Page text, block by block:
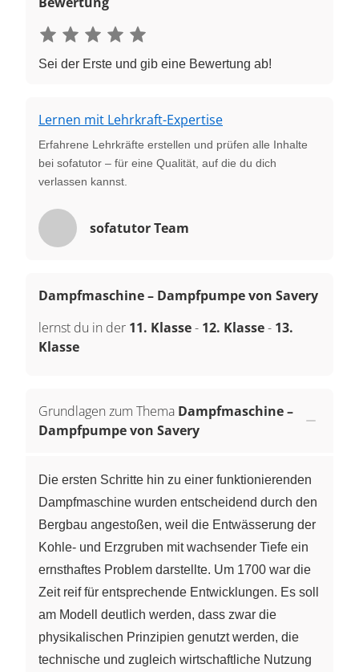
Sei der Erste und gib eine Bewertung ab!
Lernen mit Lehrkraft-Expertise
Erfahrene Lehrkräfte erstellen und prüfen alle Inhalte
bei sofatutor – für eine Qualität, auf die du dich
verlassen kannst.
sofatutor Team
Dampfmaschine – Dampfpumpe von Savery
lernst du in der 11. Klasse- 12. Klasse- 13.
Klasse
Grundlagen zum Thema Dampfmaschine –
Dampfpumpe von Savery
Die ersten Schritte hin zu einer funktionierenden
Dampfmaschine wurden entscheidend durch den
Bergbau angestoßen, weil die Entwässerung der
Kohle- und Erzgruben mit wachsender Tiefe ein
ernsthaftes Problem darstellte. Um 1700 war die
Zeit reif für entsprechende Entwicklungen. Es soll
am Modell deutlich werden, dass zwar die
physikalischen Prinzipien genutzt werden, die
technische und zugleich wirtschaftliche Nutzung